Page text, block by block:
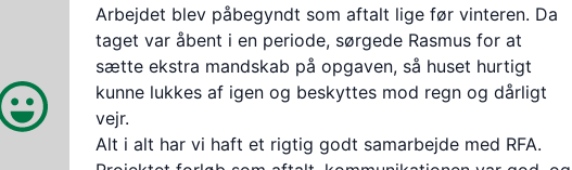
Arbejdet blev påbegyndt som aftalt lige før vinteren. Da
taget var åbent i en periode, sørgede Rasmus for at
sætte ekstra mandskab på opgaven, så huset hurtigt
kunne lukkes af igen og beskyttes mod regn og dårligt
vejr.
Alt i alt har vi haft et rigtig godt samarbejde med RFA.